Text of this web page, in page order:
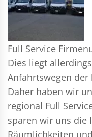
Full Service
Dies liegt
Anfahrtswegen
Daher haben wir
regional Full
sparen wir uns die
Räumlichkeiten